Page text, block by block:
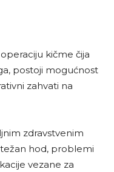
kičme čija
postoji mogućnost
zahvati na
zdravstvenim
hod, problemi
vezane za